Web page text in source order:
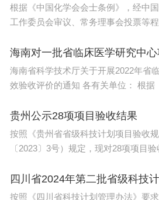
根据《中国化学会会士条例》，经中
工作委员会审议、常务理事会投票等
海南省科学技术厅关于开展2022年省
效验收评价
贵州公示28项项目验收结果
按照《贵州省省级科技计划项目验收
〔2023〕3号）规定，现对28项项目
四川省2024年第二批省级科技
按照《四川省科技计划管理办法》要